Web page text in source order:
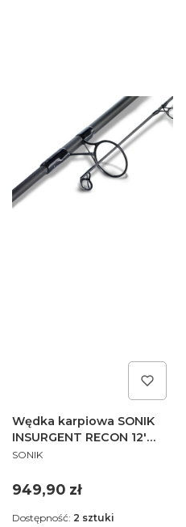
Wędka karpiowa SONIK
INSURGENT RECON 12'
3.00LB
PRODUCENT
SONIK
Cena
949,90 zł
Dostępność: 2 sztuki